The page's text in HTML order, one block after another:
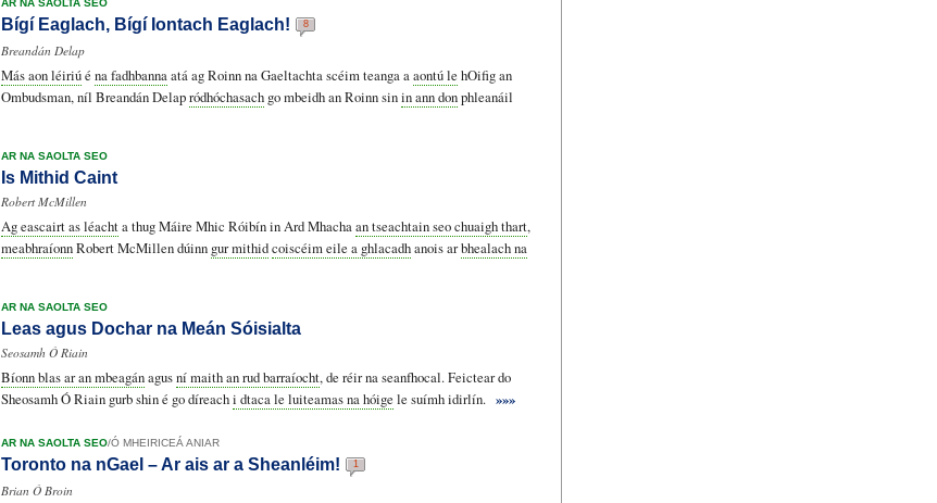
AR NA SAOLTA SEO
Bígí Eaglach, Bígí Iontach Eaglach! 8
Breandán Delap
Más aon léiriúé na fadhbannaatá ag Roinn na Gaeltachta scéim teanga aaontú le hOifig an
Ombudsman, níl Breandán Delapródhóchasach go mbeidh an Roinn sinin ann donphleanáil
AR NA SAOLTA SEO
Is Mithid Caint
Robert McMillen
Ag eascairt as léachta thug Máire Mhic Róibín in Ard Mhachaan tseachtain seo chuaigh thart,
meabhraíonnRobert McMillen dúinn gur mithidcoiscéim eile a ghlacadhanois arbhealach na
AR NA SAOLTA SEO
Leas agus Dochar na Meán Sóisialta
Seosamh Ó Riain
Bíonn blas ar an mbeagánagusní maith an rud barraíocht, de réir na seanfhocal. Feictear do
Sheosamh Ó Riain gurb shin é go díreachi dtaca le luiteamas na hóige le suímh idirlín. »»»
AR NA SAOLTA SEO/Ó MHEIRICEÁ ANIAR
Toronto na nGael – Ar ais ar a Sheanléim! 1
Brian Ó Broin